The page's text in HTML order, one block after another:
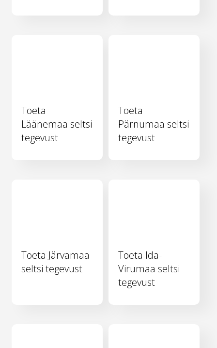
Toeta
Läänemaa seltsi
tegevust
Toeta
Pärnumaa seltsi
tegevust
Toeta Järvamaa
seltsi tegevust
Toeta Ida-
Virumaa seltsi
tegevust